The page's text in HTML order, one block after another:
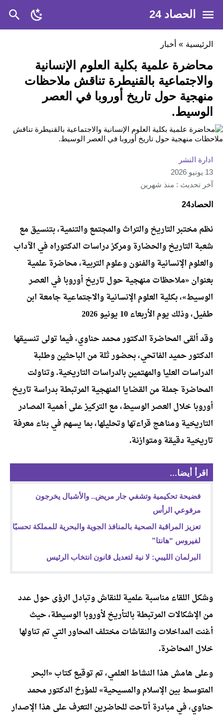
الحصاد 24
الرئيسية » أخبار
محاضرة علمية بكلية العلوم الإنسانية
والاجتماعية بالقنيطرة تناقش ملاحظات
منهجية حول تاريخ أوروبا في العصر
الوسيط.
ادارة النشر
13 يونيو 2026
آخر تحديث : منذ شهرين
الحصاد24
نظم مختبر التاريخ والتراث والمجتمع والتنمية، بتنسيق مع
شعبة التاريخ والحضارة ومركز دراسات الدكتوراه في الآداب
والعلوم الإنسانية والفنون وعلوم التربية، محاضرة علمية
بعنوان «ملاحظات منهجية حول تاريخ أوروبا في العصر
الوسيط»، بكلية العلوم الإنسانية والاجتماعية جامعة ابن
طفيل، وذلك يوم الأربعاء 10 يونيو
2026
وقد ألقى المحاضرة الدكتور محمد حناوي، فيما تولى تنسيقها
الدكتور حميد الفاتحي، بحضور ثلة من الباحثين وطلبة
الدراسات العليا والمهتمين بالدراسات التاريخية. وتناولت
المحاضرة جملة من القضايا المنهجية المرتبطة بدراسة تاريخ
أوروبا خلال العصر الوسيط، مع التركيز على أهمية المصادر
التاريخية ومناهج قراءتها وتحليلها، بما يسهم في بناء معرفة
تاريخية دقيقة ومتوازنة.
اقرأ أيضا...
فضيحة تحكيمية وتشفي جار مريض.. والأشبال يخرجون
مرفوعي الرأس
تعزيز المراقبة الصحية بالمنافذ الجوية والبحرية للمملكة تحسبًا
لفيروس “هانتا”
البرلمان الليبي: لا نية لتعديل قانون انتخاب الرئيس
وشكل اللقاء مناسبة علمية للنقاش وتبادل الرؤى حول عدد
من الإشكالات المرتبطة بالتأريخ لأوروبا الوسيطة، حيث
أغنت المداخلات والنقاشات مختلف المحاور التي تم تناولها
خلال المحاضرة.
وعلى هامش هذا النشاط العلمي، تم توقيع كتاب «البحر
المتوسط بين الإسلام والمسيحية» للمؤرخ الدكتور محمد
حناوي، في مبادرة أتاحت للحاضرين التعرف على هذا الإصدار